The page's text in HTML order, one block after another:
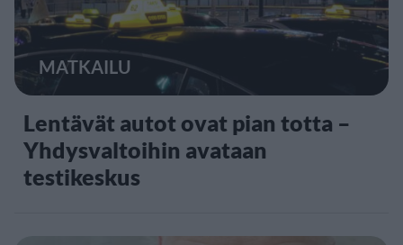
MATKAILU
Lentävät autot ovat pian totta –
Yhdysvaltoihin avataan
testikeskus